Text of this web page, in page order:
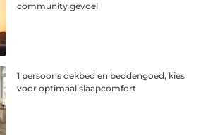
community gevoel
1 persoons dekbed en beddengoed, kies
voor optimaal slaapcomfort